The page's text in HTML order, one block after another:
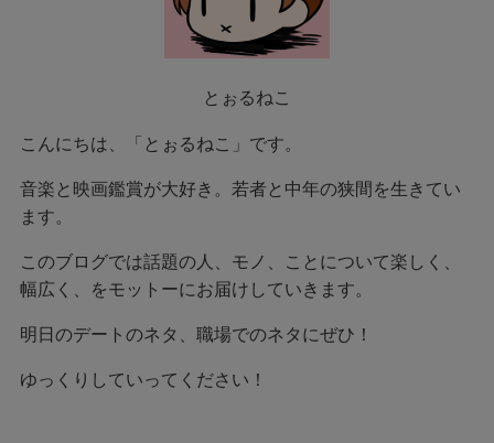
とぉるねこ
こんにちは、「とぉるねこ」です。
音楽と映画鑑賞が大好き。若者と中年の狭間を生きてい
ます。
このブログでは話題の人、モノ、ことについて楽しく、
幅広く、をモットーにお届けしていきます。
明日のデートのネタ、職場でのネタにぜひ！
ゆっくりしていってください！